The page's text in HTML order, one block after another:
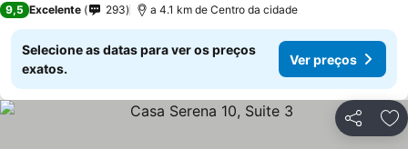
9,5 Excelente 293 a 4.1 km de Centro da cidade
Selecione as datas para ver os preços
exatos.
Ver preços
Partilhar